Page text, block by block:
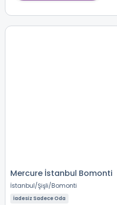
Mercure İstanbul Bomonti
İstanbul Şişli Bomonti
İadesiz Sadece Oda